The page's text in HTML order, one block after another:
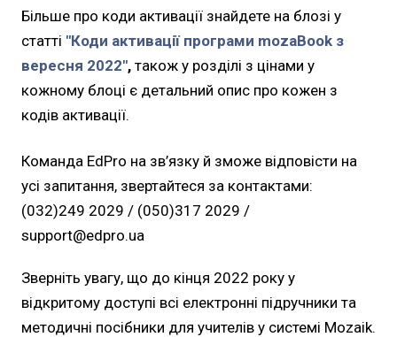
Більше про коди активації знайдете на блозі у
статті "Коди активації програми mozaBook з
вересня 2022", також у розділі з цінами у
кожному блоці є детальний опис про кожен з
кодів активації.
Команда EdPro на зв’язку й зможе відповісти на
усі запитання, звертайтеся за контактами:
(032)249 2029 / (050)317 2029 /
support@edpro.ua
Зверніть увагу, що до кінця 2022 року у
відкритому доступі всі електронні підручники та
методичні посібники для учителів у системі Mozaik.